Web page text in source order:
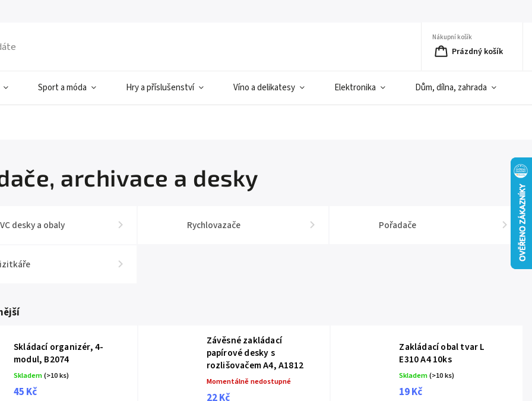
Nákupní košík
Prázdný košík
Sport a móda Hry a příslušenství Víno a delikatesy Elektronika Dům, dílna, zahrada
archivace a desky
desky a obaly Rychlovazače Pořadače
Skládací organizér, 4-
modul, B2074
Skladem(>10 ks)
45 Kč
Závěsné zakládací
papírové desky s
rozlišovačem A4, A1812
Momentálně nedostupné
22 Kč
Zakládací obal tvar L
E310 A4 10ks
Skladem(>10 ks)
19 Kč